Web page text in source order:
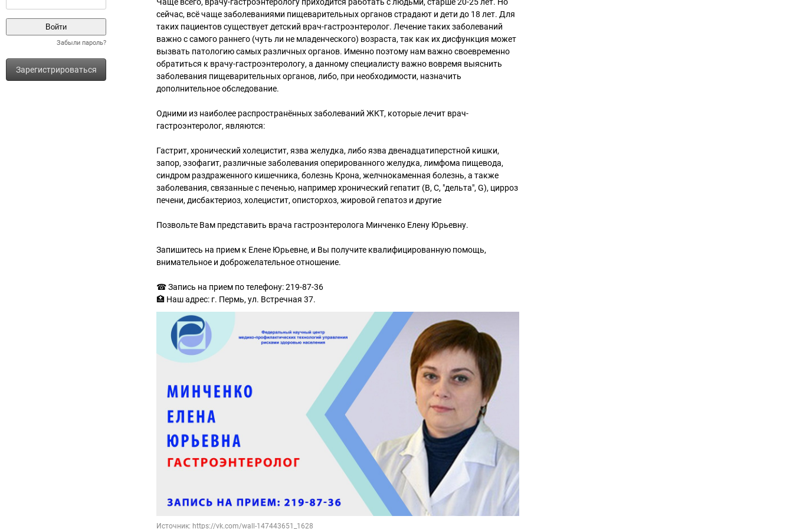
Забыли пароль?
Зарегистрироваться
сейчас, всё чаще заболеваниями пищеварительных органов страдают и дети до 18 лет. Для
таких пациентов существует детский врач-гастроэнтеролог. Лечение таких заболеваний
важно с самого раннего (чуть ли не младенческого) возраста, так как их дисфункция может
вызвать патологию самых различных органов. Именно поэтому нам важно своевременно
обратиться к врачу-гастроэнтерологу, а данному специалисту важно вовремя выяснить
заболевания пищеварительных органов, либо, при необходимости, назначить
дополнительное обследование.
Одними из наиболее распространённых заболеваний ЖКТ, которые лечит врач-
гастроэнтеролог, являются:
Гастрит, хронический холецистит, язва желудка, либо язва двенадцатиперстной кишки,
запор, эзофагит, различные заболевания оперированного желудка, лимфома пищевода,
синдром раздраженного кишечника, болезнь Крона, желчнокаменная болезнь, а также
заболевания, связанные с печенью, например хронический гепатит (В, С, "дельта", G), цирроз
печени, дисбактериоз, холецистит, описторхоз, жировой гепатоз и другие
Позвольте Вам представить врача гастроэнтеролога Минченко Елену Юрьевну.
Запишитесь на прием к Елене Юрьевне, и Вы получите квалифицированную помощь,
внимательное и доброжелательное отношение.
☎ Запись на прием по телефону: 219-87-36
🏥 Наш адрес: г. Пермь, ул. Встречная 37.
Источник: https://vk.com/wall-147443651_1628